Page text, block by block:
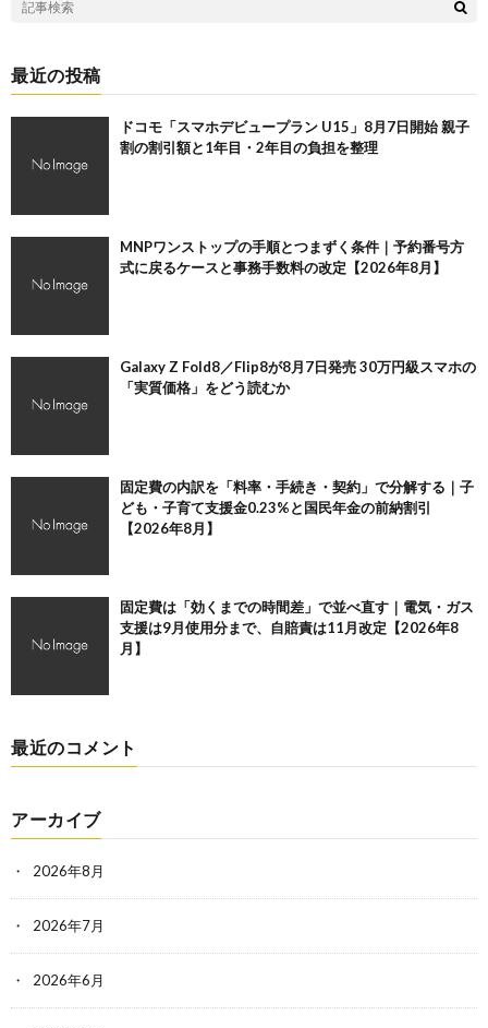
最近の投稿
ドコモ「スマホデビュープラン U15」8月7日開始 親子
割の割引額と1年目・2年目の負担を整理
MNPワンストップの手順とつまずく条件｜予約番号方
式に戻るケースと事務手数料の改定【2026年8月】
Galaxy Z Fold8／Flip8が8月7日発売 30万円級スマホの
「実質価格」をどう読むか
固定費の内訳を「料率・手続き・契約」で分解する｜子
ども・子育て支援金0.23%と国民年金の前納割引
【2026年8月】
固定費は「効くまでの時間差」で並べ直す｜電気・ガス
支援は9月使用分まで、自賠責は11月改定【2026年8
月】
最近のコメント
アーカイブ
2026年8月
2026年7月
2026年6月